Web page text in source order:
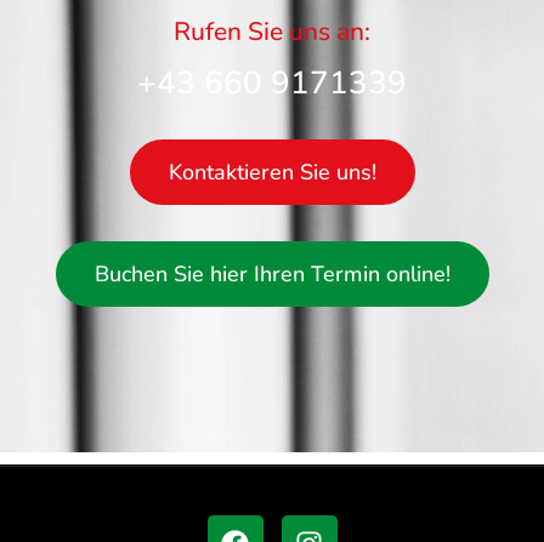
Rufen Sie uns an:
+43 660 9171339
Kontaktieren Sie uns!
Buchen Sie hier Ihren Termin online!